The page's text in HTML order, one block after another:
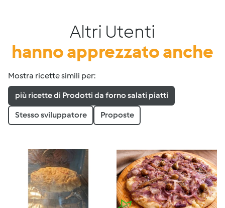
Altri Utenti
hanno apprezzato anche
Mostra ricette simili per:
più ricette di Prodotti da forno salati piatti
Stesso sviluppatore Proposte